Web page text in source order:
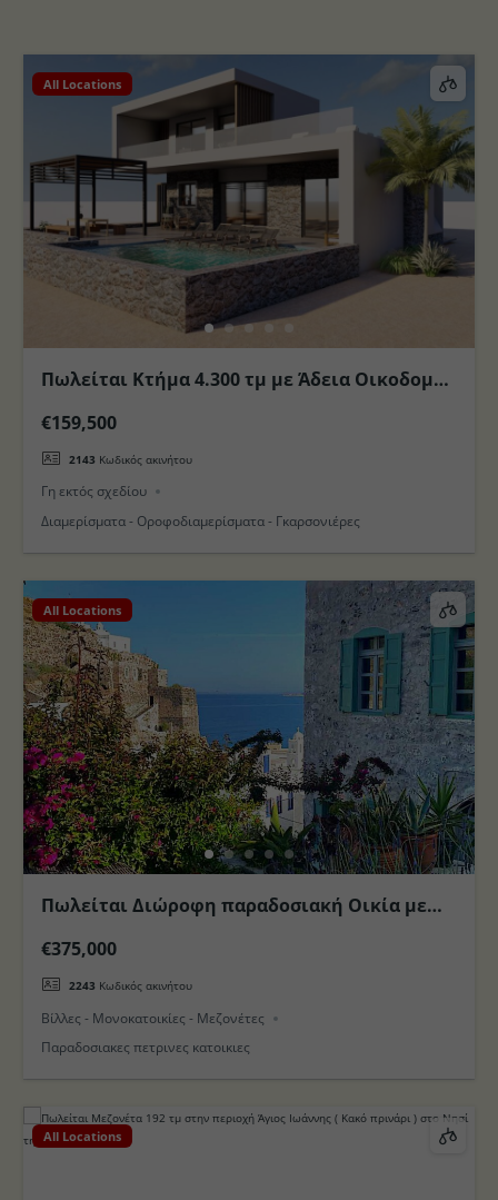
All Locations
Πωλείται Κτήμα 4.300 τμ με Άδεια Οικοδομής
€159,500
2143 Κωδικός ακινήτου
Γη εκτός σχεδίου
Διαμερίσματα - Οροφοδιαμερίσματα - Γκαρσονιέρες
All Locations
Πωλείται Διώροφη παραδοσιακή Οικία με
της Νισύρου
€375,000
2243 Κωδικός ακινήτου
Βίλλες - Μονοκατοικίες - Μεζονέτες
Παραδοσιακες πετρινες κατοικιες
All Locations